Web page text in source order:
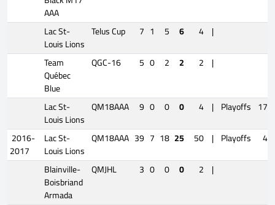
AAA
Lac St-
Louis Lions
Telus Cup 7 1 5 6 4 |
Team
Québec
Blue
QGC-16 5 0 2 2 2 |
Lac St-
Louis Lions
QM18AAA 9 0 0 0 4 | Playoffs 17
2016-
2017
Lac St-
Louis Lions
QM18AAA 39 7 18 25 50 | Playoffs 4
Blainville-
Boisbriand
Armada
QMJHL 3 0 0 0 2 |